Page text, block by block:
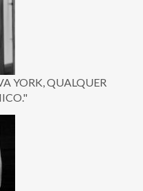
YORK, QUALQUER